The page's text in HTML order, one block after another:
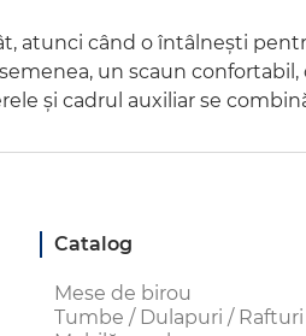
atunci când o întâlnești
un scaun
și cadrul auxiliar se
Catalog
Mese de birou
Tumbe / Dulapuri / Rafturi